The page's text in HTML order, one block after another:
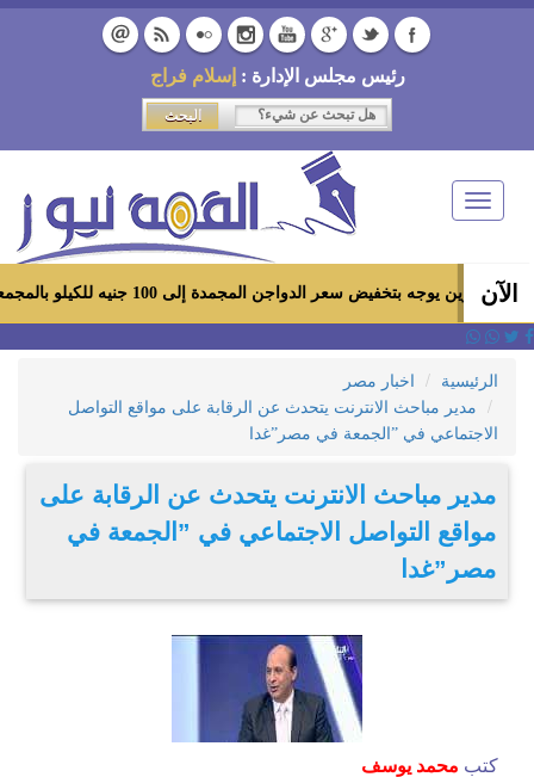
رئيس مجلس الإدارة : إسلام فراج
Toggle
navigation
الآن
بتخفيض سعر الدواجن المجمدة إلى 100 جنيه للكيلو بالمجمعات الاستهلاكية ومعارض «أهلاً رمضان»
الرئيسية
اخبار مصر
مدير مباحث الانترنت يتحدث عن الرقابة على مواقع التواصل
الاجتماعي في ”الجمعة في مصر”غدا
مدير مباحث الانترنت يتحدث عن الرقابة على
مواقع التواصل الاجتماعي في ”الجمعة في
مصر”غدا
كتب محمد يوسف